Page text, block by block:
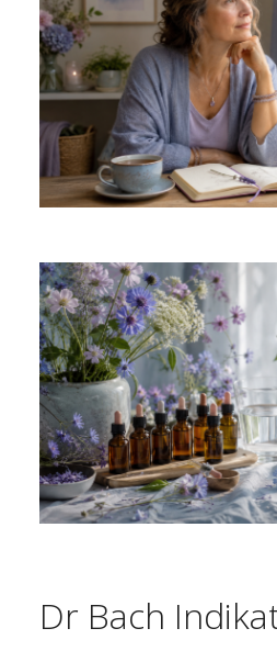
Dr Bach